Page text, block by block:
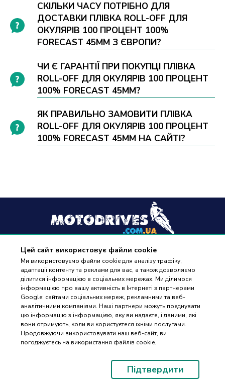
Цей сайт використовує файли cookie
Ми використовуємо файли cookie для аналізу трафіку,
адаптації контенту та реклами для вас, а також дозволяємо
ділитися інформацією в соціальних мережах. Ми ділимося
інформацією про вашу активність в Інтернеті з партнерами
Google: сайтами соціальних мереж, рекламними та веб-
аналітичними компаніями. Наші партнери можуть поєднувати
цю інформацію з інформацією, яку ви надаєте, і даними, які
вони отримують, коли ви користуєтеся їхніми послугами.
Продовжуючи використовувати наш веб-сайт, ви
погоджуєтесь на використання файлів cookie.
Підтвердити
СКІЛЬКИ ЧАСУ ПОТРІБНО ДЛЯ
ДОСТАВКИ ПЛІВКА ROLL-OFF ДЛЯ
ОКУЛЯРІВ 100 ПРОЦЕНТ 100%
FORECAST 45ММ З ЄВРОПИ?
ЧИ Є ГАРАНТІЇ ПРИ ПОКУПЦІ ПЛІВКА
ROLL-OFF ДЛЯ ОКУЛЯРІВ 100 ПРОЦЕНТ
100% FORECAST 45ММ?
ЯК ПРАВИЛЬНО ЗАМОВИТИ ПЛІВКА
ROLL-OFF ДЛЯ ОКУЛЯРІВ 100 ПРОЦЕНТ
100% FORECAST 45ММ НА САЙТІ?
+38(096) 488 77 88
дзвінки приймаються в робочі дні з 9:00 до 18:00
Оплата та доставка
Контакти
ПІДБІР
ЗАПЧАСТИН